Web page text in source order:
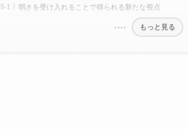
弱さを受け入れることで得られる新たな視点
もっと見る